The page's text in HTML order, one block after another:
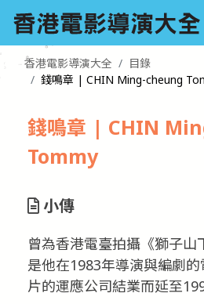
香港電影導演大全
目錄
錢鳴章 | CHIN Ming-cheung
錢鳴章 | CHIN
Tommy
小傳
曾為香港電臺拍攝《獅子山
是他在1983年導演與編劇
片的運應公司結業而延至